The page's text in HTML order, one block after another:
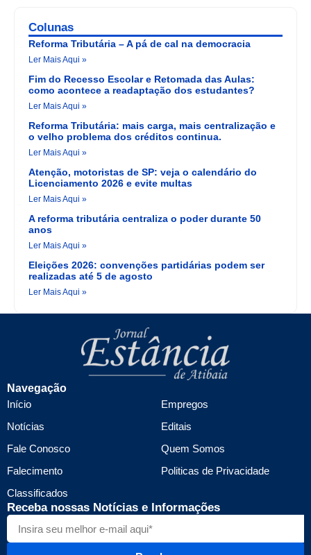
Colunas
Reforma Tributária – A pá de cal na democracia
Ler Mais Aqui »
Fim do Recesso Escolar e Retomada das Aulas:
como acontece a readaptação dos estudantes?
Ler Mais Aqui »
Reforma Tributária: mais carga, mais centralização e
o velho problema dos créditos continua.
Ler Mais Aqui »
Atenção, motoristas de SP: veja o calendário do
Licenciamento 2026 e evite multas
Ler Mais Aqui »
A reforma tributária centraliza o poder durante 50
anos
Ler Mais Aqui »
Eleições 2026: convenções partidárias podem ser
realizadas até 5 de agosto
Ler Mais Aqui »
Navegação
Início
Notícias
Fale Conosco
Falecimento
Classificados
Empregos
Editais
Quem Somos
Politicas de Privacidade
Receba nossas Notícias e Informações